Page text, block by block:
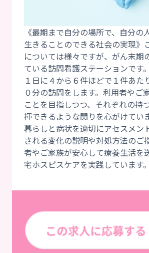
《最期まで自分の場所で、自分の
生きることのできる社会の実現》
については様々ですが、がん末期
ている訪問看護ステーションです
１日に４から６件ほどで１件あた
０分の訪問をします。利用者やご
ことを目指しつつ、それぞれの持
揮できるような関りを心がけてい
暮らしと病状を適切にアセスメン
される変化の説明や対処方法のご
者やご家族が安心して療養生活を